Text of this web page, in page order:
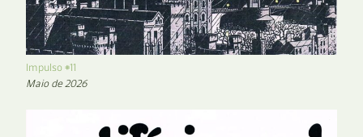
Impulso #11
Maio de 2026